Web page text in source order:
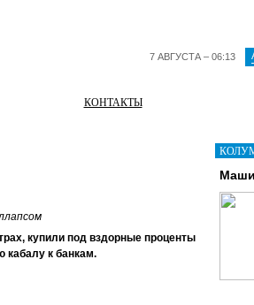
7 АВГУСТА – 06:13
КОНТАКТЫ
купили под вздорные проценты
кабалу к банкам.